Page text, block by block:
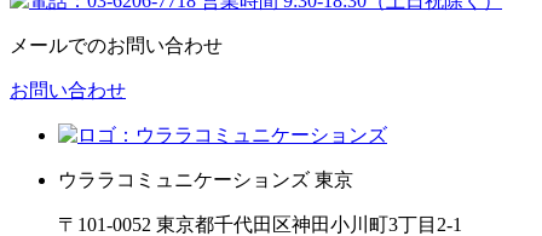
メールでのお問い合わせ
お問い合わせ
ウララコミュニケーションズ 東京
〒101-0052 東京都千代田区神田小川町3丁目2-1